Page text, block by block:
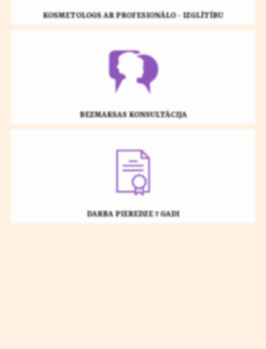
KOSMETOLOGS AR PROFESIONĀLO - IZGLĪTĪBU
BEZMAKSAS KONSULTĀCIJA
DARBA PIEREDZE 7 GADI